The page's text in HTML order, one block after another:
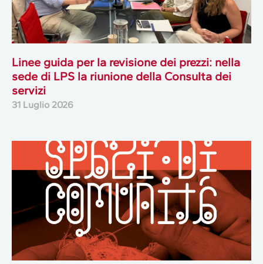
Linee guida per la revisione dei prezzi: nella
sede di LPS la riunione della Consulta dei
servizi
31 Luglio 2026